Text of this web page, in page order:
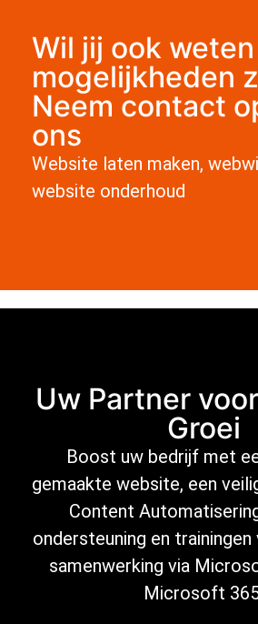
Wil jij ook
mogelijkheden
Neem contact
ons
Website laten maken,
website onderhoud
Uw Partner
Groei
Boost uw bedrijf met
gemaakte website, een
Content
ondersteuning en
samenwerking via
Microsoft